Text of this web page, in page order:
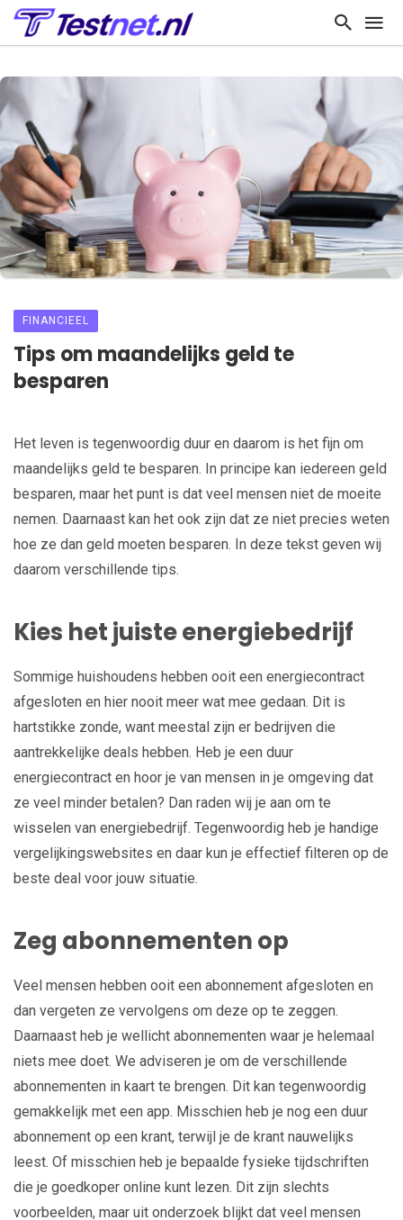
FINANCIEEL
Tips om maandelijks geld te
besparen
Het leven is tegenwoordig duur en daarom is het fijn om
maandelijks geld te besparen. In principe kan iedereen geld
besparen, maar het punt is dat veel mensen niet de moeite
nemen. Daarnaast kan het ook zijn dat ze niet precies weten
hoe ze dan geld moeten besparen. In deze tekst geven wij
daarom verschillende tips.
Kies het juiste energiebedrijf
Sommige huishoudens hebben ooit een energiecontract
afgesloten en hier nooit meer wat mee gedaan. Dit is
hartstikke zonde, want meestal zijn er bedrijven die
aantrekkelijke deals hebben. Heb je een duur
energiecontract en hoor je van mensen in je omgeving dat
ze veel minder betalen? Dan raden wij je aan om te
wisselen van energiebedrijf. Tegenwoordig heb je handige
vergelijkingswebsites en daar kun je effectief filteren op de
beste deal voor jouw situatie.
Zeg abonnementen op
Veel mensen hebben ooit een abonnement afgesloten en
dan vergeten ze vervolgens om deze op te zeggen.
Daarnaast heb je wellicht abonnementen waar je helemaal
niets mee doet. We adviseren je om de verschillende
abonnementen in kaart te brengen. Dit kan tegenwoordig
gemakkelijk met een app. Misschien heb je nog een duur
abonnement op een krant, terwijl je de krant nauwelijks
leest. Of misschien heb je bepaalde fysieke tijdschriften
die je goedkoper online kunt lezen. Dit zijn slechts
voorbeelden, maar uit onderzoek blijkt dat veel mensen